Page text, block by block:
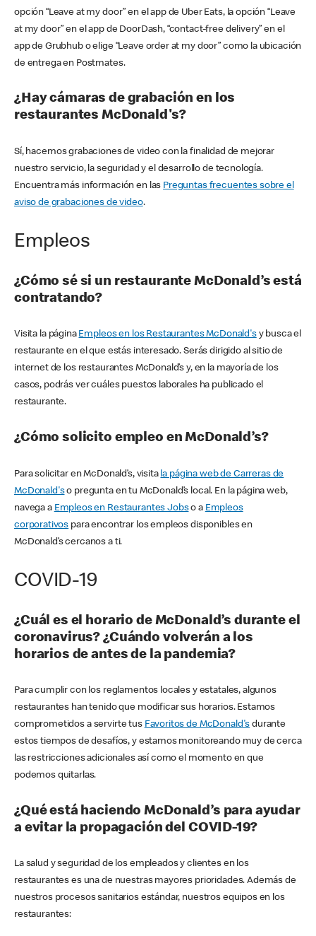
opción “Leave at my door” en el app de Uber Eats, la opción “Leave
at my door” en el app de DoorDash, “contact-free delivery” en el
app de Grubhub o elige “Leave order at my door” como la ubicación
de entrega en Postmates.
¿Hay cámaras de grabación en los
restaurantes McDonald's?
Sí, hacemos grabaciones de video con la finalidad de mejorar
nuestro servicio, la seguridad y el desarrollo de tecnología.
Encuentra más información en las Preguntas frecuentes sobre el
aviso de grabaciones de video.
Empleos
¿Cómo sé si un restaurante McDonald’s está
contratando?
Visita la página Empleos en los Restaurantes McDonald'sy busca el
restaurante en el que estás interesado. Serás dirigido al sitio de
internet de los restaurantes McDonald’s y, en la mayoría de los
casos, podrás ver cuáles puestos laborales ha publicado el
restaurante.
¿Cómo solicito empleo en McDonald’s?
Para solicitar en McDonald’s, visita la página web de Carreras de
McDonald'so pregunta en tu McDonald’s local. En la página web,
navega a Empleos en Restaurantes Jobso a Empleos
corporativos para encontrar los empleos disponibles en
McDonald’s cercanos a ti.
COVID-19
¿Cuál es el horario de McDonald’s durante el
coronavirus? ¿Cuándo volverán a los
horarios de antes de la pandemia?
Para cumplir con los reglamentos locales y estatales, algunos
restaurantes han tenido que modificar sus horarios. Estamos
comprometidos a servirte tus Favoritos de McDonald's durante
estos tiempos de desafíos, y estamos monitoreando muy de cerca
las restricciones adicionales así como el momento en que
podemos quitarlas.
¿Qué está haciendo McDonald’s para ayudar
a evitar la propagación del COVID-19?
La salud y seguridad de los empleados y clientes en los
restaurantes es una de nuestras mayores prioridades. Además de
nuestros procesos sanitarios estándar, nuestros equipos en los
restaurantes: